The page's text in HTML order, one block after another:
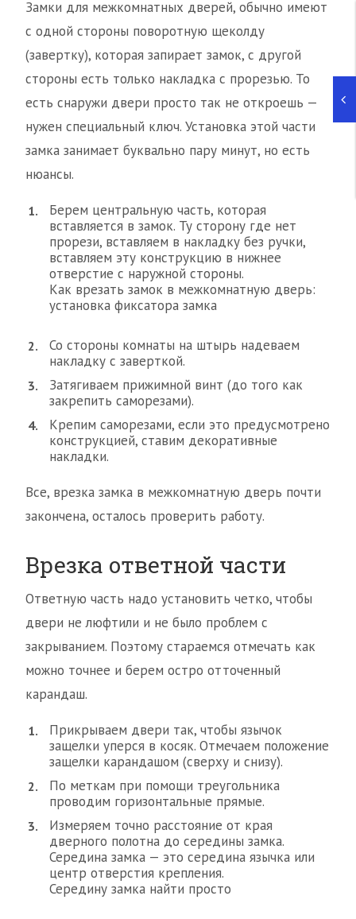
Замки для межкомнатных дверей, обычно имеют
с одной стороны поворотную щеколду
(завертку), которая запирает замок, с другой
стороны есть только накладка с прорезью. То
есть снаружи двери просто так не откроешь —
нужен специальный ключ. Установка этой части
замка занимает буквально пару минут, но есть
нюансы.
Берем центральную часть, которая
вставляется в замок. Ту сторону где нет
прорези, вставляем в накладку без ручки,
вставляем эту конструкцию в нижнее
отверстие с наружной стороны.
Как врезать замок в межкомнатную дверь:
установка фиксатора замка
Со стороны комнаты на штырь надеваем
накладку с заверткой.
Затягиваем прижимной винт (до того как
закрепить саморезами).
Крепим саморезами, если это предусмотрено
конструкцией, ставим декоративные
накладки.
Все, врезка замка в межкомнатную дверь почти
закончена, осталось проверить работу.
Врезка ответной части
Ответную часть надо установить четко, чтобы
двери не люфтили и не было проблем с
закрыванием. Поэтому стараемся отмечать как
можно точнее и берем остро отточенный
карандаш.
Прикрываем двери так, чтобы язычок
защелки уперся в косяк. Отмечаем положение
защелки карандашом (сверху и снизу).
По меткам при помощи треугольника
проводим горизонтальные прямые.
Измеряем точно расстояние от края
дверного полотна до середины замка.
Середина замка — это середина язычка или
центр отверстия крепления.
Середину замка найти просто